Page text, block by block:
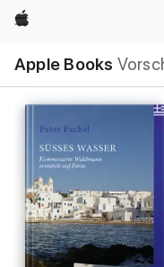
Apple
Apple Books
Navigation
Menü
öffnen